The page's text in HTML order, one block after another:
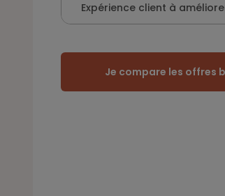
Expérience client à
Je compare les offres